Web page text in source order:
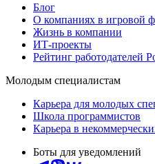
Блог
О компаниях в игровой
Жизнь в компании
ИТ-проекты
Рейтинг работодателей
Молодым специалистам
Карьера для молодых
Школа программистов
Карьера в
Боты для уведомлений